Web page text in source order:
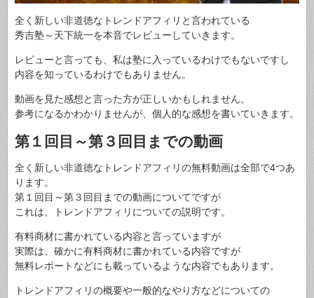
全く新しい非道徳なトレンドアフィリと言われている
秀吉塾～天下統一を本音でレビューしていきます。
レビューと言っても、私は塾に入っているわけでもないですし
内容を知っているわけでもありません。
動画を見た感想と言った方が正しいかもしれません。
参考になるかわかりませんが、個人的な感想を書いていきます。
第１回目～第３回目までの動画
全く新しい非道徳なトレンドアフィリの無料動画は全部で4つあ
ります。
第１回目～第３回目までの動画についてですが
これは、トレンドアフィリについての説明です。
有料商材に書かれている内容と言っていますが
実際は、確かに有料商材に書かれている内容ですが
無料レポートなどにも載っているような内容でもあります。
トレンドアフィリの概要や一般的なやり方などについての